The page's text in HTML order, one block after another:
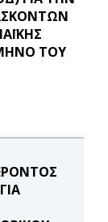
ΤΟΥ